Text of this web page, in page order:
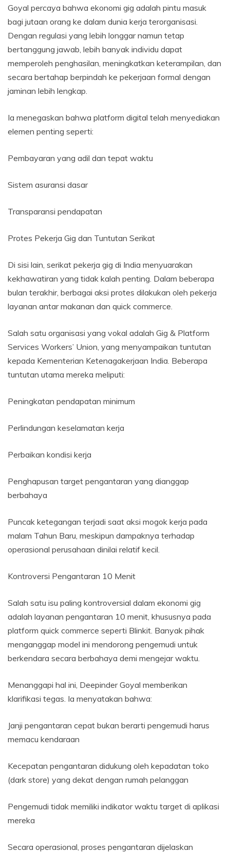
Goyal percaya bahwa ekonomi gig adalah pintu masuk
bagi jutaan orang ke dalam dunia kerja terorganisasi.
Dengan regulasi yang lebih longgar namun tetap
bertanggung jawab, lebih banyak individu dapat
memperoleh penghasilan, meningkatkan keterampilan, dan
secara bertahap berpindah ke pekerjaan formal dengan
jaminan lebih lengkap.
Ia menegaskan bahwa platform digital telah menyediakan
elemen penting seperti:
Pembayaran yang adil dan tepat waktu
Sistem asuransi dasar
Transparansi pendapatan
Protes Pekerja Gig dan Tuntutan Serikat
Di sisi lain, serikat pekerja gig di India menyuarakan
kekhawatiran yang tidak kalah penting. Dalam beberapa
bulan terakhir, berbagai aksi protes dilakukan oleh pekerja
layanan antar makanan dan quick commerce.
Salah satu organisasi yang vokal adalah Gig & Platform
Services Workers’ Union, yang menyampaikan tuntutan
kepada Kementerian Ketenagakerjaan India. Beberapa
tuntutan utama mereka meliputi:
Peningkatan pendapatan minimum
Perlindungan keselamatan kerja
Perbaikan kondisi kerja
Penghapusan target pengantaran yang dianggap
berbahaya
Puncak ketegangan terjadi saat aksi mogok kerja pada
malam Tahun Baru, meskipun dampaknya terhadap
operasional perusahaan dinilai relatif kecil.
Kontroversi Pengantaran 10 Menit
Salah satu isu paling kontroversial dalam ekonomi gig
adalah layanan pengantaran 10 menit, khususnya pada
platform quick commerce seperti Blinkit. Banyak pihak
menganggap model ini mendorong pengemudi untuk
berkendara secara berbahaya demi mengejar waktu.
Menanggapi hal ini, Deepinder Goyal memberikan
klarifikasi tegas. Ia menyatakan bahwa:
Janji pengantaran cepat bukan berarti pengemudi harus
memacu kendaraan
Kecepatan pengantaran didukung oleh kepadatan toko
(dark store) yang dekat dengan rumah pelanggan
Pengemudi tidak memiliki indikator waktu target di aplikasi
mereka
Secara operasional, proses pengantaran dijelaskan